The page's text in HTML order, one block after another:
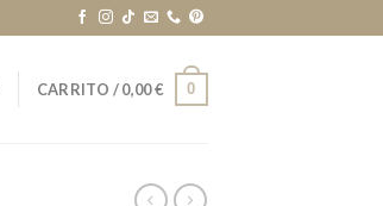
CARRITO /0,00€ 0